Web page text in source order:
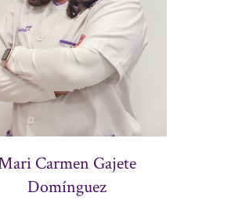
Carmen Gajete
Domínguez